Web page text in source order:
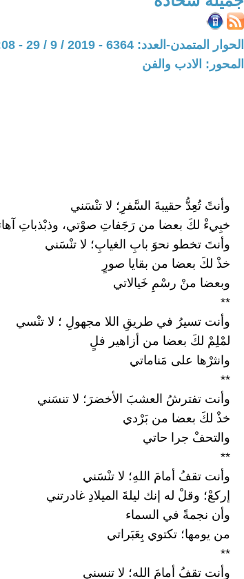
الحوار المتمدن-العدد: 6364 - 2019 / 9 / 29 - 16:08
المحور: الادب والفن
وأنتً تُعِدُّ حقيبةَ السَّفرِ؛ لا تنْسَني
خبِيءْ لكَ بعضا من رَجَفاتِ صوْتي، وذبْذباتِ
وأنتَ تخطو نحوَ بابِ الغيابِ؛ لا تنْسَني
خذْ لكَ بعضا من بقايا صورٍ
وبعضا منْ رسْمِ خَيالاتي
**
وأنت تسيرُ في طريقِ اللا مجهولِ ؛ لا تنْسي
لمْلِمْ لكَ بعضا من أزاهير فلٍ
وانثرْها على مَناماتي
**
وأنت تفترشُ العشبَ الأخضرَ؛ لا تنسَني
خذْ لكَ بعضا من بَرْدي
والتحفْ جرا حاتي
**
وأنت تقفُ أمامَ اللهِ؛ لا تنْسَني
إركعْ؛ وقلْ له إنك ليلةَ الميلادِ غادرتني
وأن نجمةً في السماء
من يومها؛ تكتوي بِعَبَراتي
**
وأنت تقفُ أمامَ الله؛ لا تنسني